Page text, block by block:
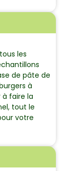
les
de pâte de
à
à faire la
tout le
votre